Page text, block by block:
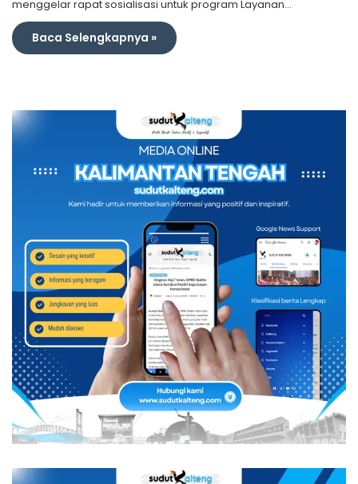
menggelar rapat sosialisasi untuk program Layanan…
Baca Selengkapnya »